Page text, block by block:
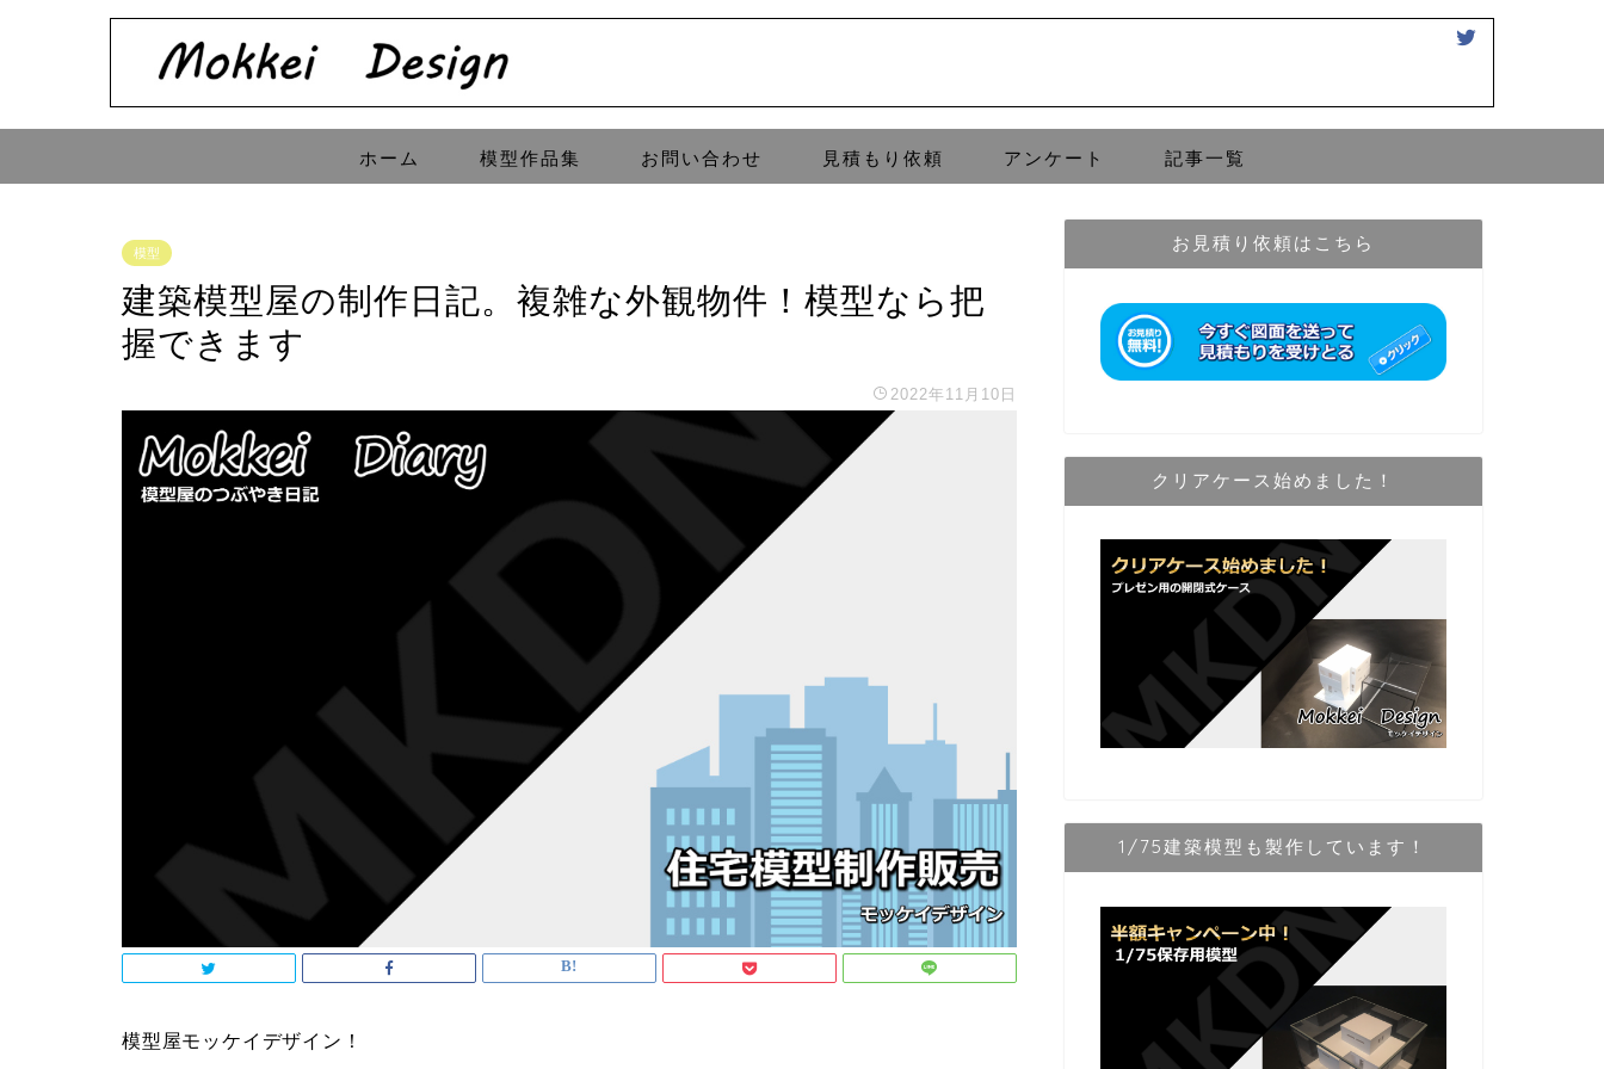
ホーム 模型作品集 お問い合わせ 見積もり依頼 アンケート 記事一覧
模型
建築模型屋の制作日記。複雑な外観物件！模型なら把
握できます
2022年11月10日
模型屋モッケイデザイン！
お見積り依頼はこちら
クリアケース始めました！
1/75建築模型も製作しています！